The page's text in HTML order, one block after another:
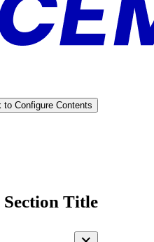
to Configure Contents
Section Title